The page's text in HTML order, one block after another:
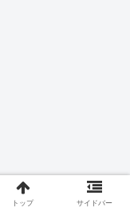
トップ サイドバー